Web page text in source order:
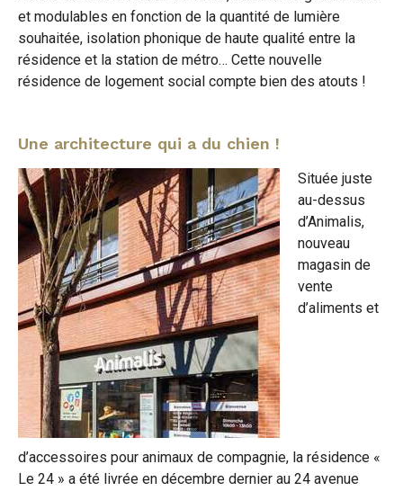
et modulables en fonction de la quantité de lumière
souhaitée, isolation phonique de haute qualité entre la
résidence et la station de métro… Cette nouvelle
résidence de logement social compte bien des atouts !
Une architecture qui a du chien !
Située juste
au-dessus
d’Animalis,
nouveau
magasin de
vente
d’aliments et
d’accessoires pour animaux de compagnie, la résidence «
Le 24 » a été livrée en décembre dernier au 24 avenue